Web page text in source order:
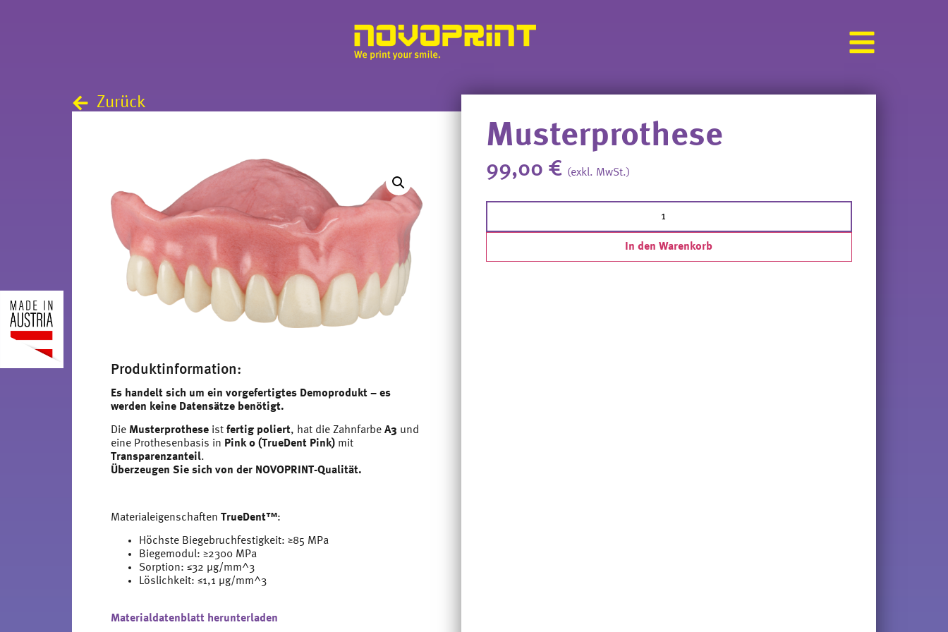
Zurück
Produktinformation:
Es handelt sich um ein vorgefertigtes Demoprodukt – es
werden keine Datensätze benötigt.
Die Musterprothese istfertig poliert, hat die ZahnfarbeA3 und
eine Prothesenbasis in Pink 0 (TrueDent Pink) mit
Transparenzanteil.
Überzeugen Sie sich von der NOVOPRINT-Qualität.
MaterialeigenschaftenTrueDent™:
Höchste Biegebruchfestigkeit: ≥85 MPa​
Biegemodul: ≥2300 MPa​
Sorption: ≤32 μg/mm^3
Löslichkeit: ≤1,1 μg/mm^3
Materialdatenblatt herunterladen
Musterprothese
99,00 € (exkl. MwSt.)
In den Warenkorb